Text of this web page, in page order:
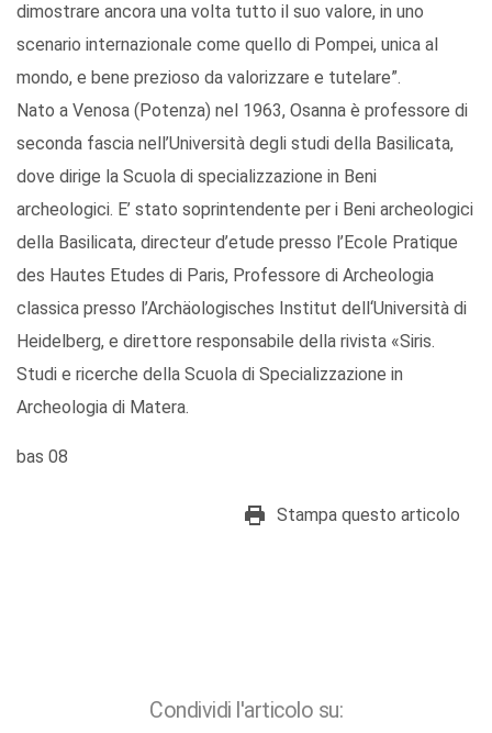
dimostrare ancora una volta tutto il suo valore, in uno
scenario internazionale come quello di Pompei, unica al
mondo, e bene prezioso da valorizzare e tutelare”.
Nato a Venosa (Potenza) nel 1963, Osanna è professore di
seconda fascia nell’Università degli studi della Basilicata,
dove dirige la Scuola di specializzazione in Beni
archeologici. E’ stato soprintendente per i Beni archeologici
della Basilicata, directeur d’etude presso l’Ecole Pratique
des Hautes Etudes di Paris, Professore di Archeologia
classica presso l’Archäologisches Institut dell‘Università di
Heidelberg, e direttore responsabile della rivista «Siris.
Studi e ricerche della Scuola di Specializzazione in
Archeologia di Matera.
bas 08
Stampa questo articolo
Condividi l'articolo su: